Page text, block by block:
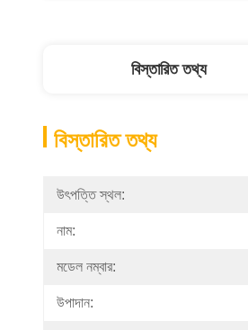
বিস্তারিত তথ্য
বিস্তারিত তথ্য
উৎপত্তি স্থল:
নাম:
মডেল নম্বার:
উপাদান: